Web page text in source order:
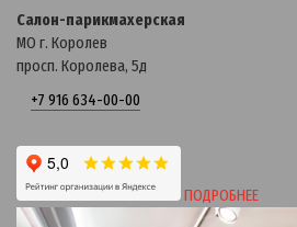
Салон-парикмахерская
МО г. Королев
просп. Королева, 5д
+7 916 634-00-00
ПОДРОБНЕЕ